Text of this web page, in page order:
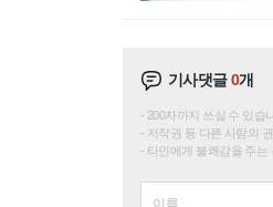
기사댓글0개
200자까지 쓰실 수 있습
저작권 등 다른 사람의
타인에게 불쾌감을 주는